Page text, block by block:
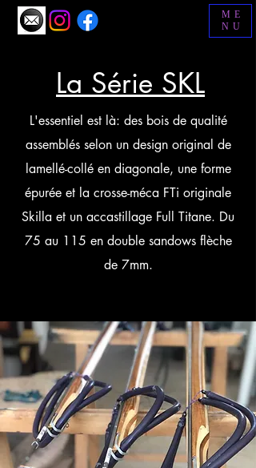
ME
NU
La Série SKL
L'essentiel est là: des bois de qualité
assemblés selon un design original de
lamellé-collé en diagonale, une forme
épurée et la crosse-méca FTi originale
Skilla et un accastillage Full Titane. Du
75 au 115 en double sandows flèche
de 7mm.